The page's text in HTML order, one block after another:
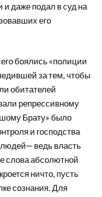
даже подал в суд на
его
боялись «полиции
за тем, чтобы
обитателей
репрессивному
Брату» было
и господства
ведь власть
слова абсолютной
ничто, пусть
сознания. Для